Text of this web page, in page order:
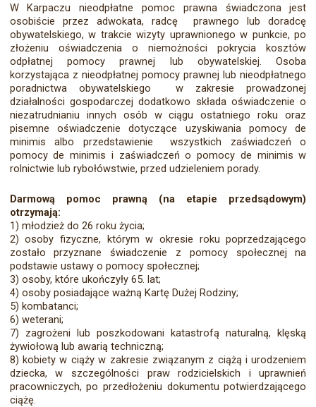
W Karpaczu nieodpłatne pomoc prawna świadczona jest
osobiście przez adwokata, radcę prawnego lub doradcę
obywatelskiego, w trakcie wizyty uprawnionego w punkcie, po
złożeniu oświadczenia o niemożności pokrycia kosztów
odpłatnej pomocy prawnej lub obywatelskiej. Osoba
korzystająca z nieodpłatnej pomocy prawnej lub nieodpłatnego
poradnictwa obywatelskiego w zakresie prowadzonej
działalności gospodarczej dodatkowo składa oświadczenie o
niezatrudnianiu innych osób w ciągu ostatniego roku oraz
pisemne oświadczenie dotyczące uzyskiwania pomocy de
minimis albo przedstawienie wszystkich zaświadczeń o
pomocy de minimis i zaświadczeń o pomocy de minimis w
rolnictwie lub rybołówstwie, przed udzieleniem porady.
Darmową pomoc prawną (na etapie przedsądowym)
otrzymają:
1) młodzież do 26 roku życia;
2) osoby fizyczne, którym w okresie roku poprzedzającego
zostało przyznane świadczenie z pomocy społecznej na
podstawie ustawy o pomocy społecznej;
3) osoby, które ukończyły 65. lat;
4) osoby posiadające ważną Kartę Dużej Rodziny;
5) kombatanci;
6) weterani;
7) zagrożeni lub poszkodowani katastrofą naturalną, klęską
żywiołową lub awarią techniczną;
8) kobiety w ciąży w zakresie związanym z ciążą i urodzeniem
dziecka, w szczególności praw rodzicielskich i uprawnień
pracowniczych, po przedłożeniu dokumentu potwierdzającego
ciążę.